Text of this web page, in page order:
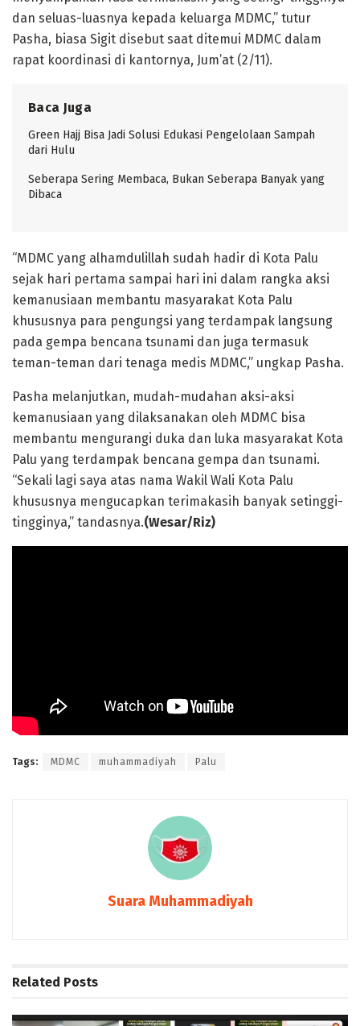
dan seluas-luasnya kepada keluarga MDMC,” tutur
Pasha, biasa Sigit disebut saat ditemui MDMC dalam
rapat koordinasi di kantornya, Jum’at (2/11).
Baca Juga
Green Hajj Bisa Jadi Solusi Edukasi Pengelolaan Sampah
dari Hulu
Seberapa Sering Membaca, Bukan Seberapa Banyak yang
Dibaca
“MDMC yang alhamdulillah sudah hadir di Kota Palu
sejak hari pertama sampai hari ini dalam rangka aksi
kemanusiaan membantu masyarakat Kota Palu
khususnya para pengungsi yang terdampak langsung
pada gempa bencana tsunami dan juga termasuk
teman-teman dari tenaga medis MDMC,” ungkap Pasha.
Pasha melanjutkan, mudah-mudahan aksi-aksi
kemanusiaan yang dilaksanakan oleh MDMC bisa
membantu mengurangi duka dan luka masyarakat Kota
Palu yang terdampak bencana gempa dan tsunami.
“Sekali lagi saya atas nama Wakil Wali Kota Palu
khususnya mengucapkan terimakasih banyak setinggi-
tingginya,” tandasnya.(Wesar/Riz)
Tags: MDMC muhammadiyah Palu
Suara Muhammadiyah
Related Posts